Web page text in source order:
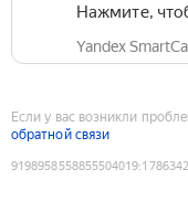
Нажмите,
Yandex
Если у вас возникли
обратной связи
9198958558855504019: